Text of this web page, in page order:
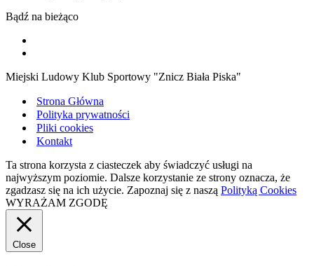
Bądź na bieżąco
Miejski Ludowy Klub Sportowy "Znicz Biała Piska"
Strona Główna
Polityka prywatności
Pliki cookies
Kontakt
Ta strona korzysta z ciasteczek aby świadczyć usługi na
najwyższym poziomie. Dalsze korzystanie ze strony oznacza, że
zgadzasz się na ich użycie. Zapoznaj się z naszą Polityką Cookies
WYRAŻAM ZGODĘ
Close